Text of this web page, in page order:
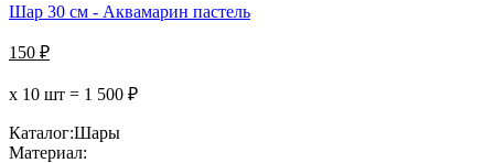
Шар 30 см - Аквамарин пастель
150 ₽
х 10 шт = 1 500 ₽
Каталог:Шары
Материал: